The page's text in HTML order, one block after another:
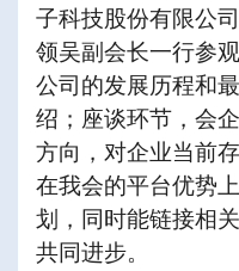
子科技股份有限公
领吴副会长一行参
公司的发展历程和
绍；座谈环节，会
方向，对企业当前
在我会的平台优势
划，同时能链接相
共同进步。